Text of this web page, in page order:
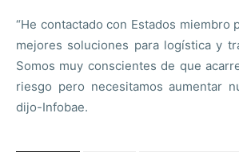
“He contactado con Estados miembro
mejores soluciones para logística y
Somos muy conscientes de que
riesgo pero necesitamos aumentar
dijo-Infobae.